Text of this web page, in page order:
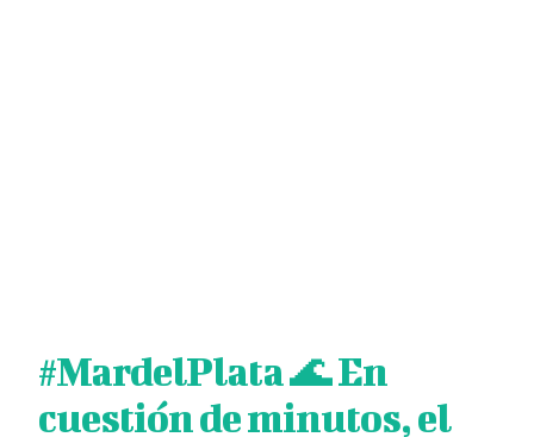
#MardelPlata🌊 En
cuestión de minutos, el